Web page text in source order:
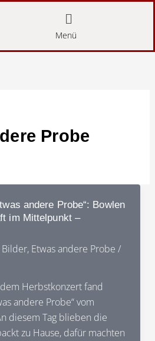
Menü
Menü
Probe
andere Probe“: Bowlen
im Mittelpunkt –
, Etwas andere Probe /
Herbstkonzert fand
andere Probe“ vom
diesem Tag blieben die
zu Hause, dafür machten